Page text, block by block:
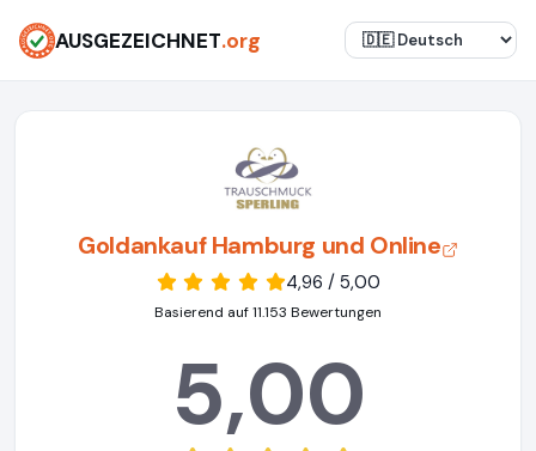
AUSGEZEICHNET.org
Goldankauf Hamburg und Online
4,96 / 5,00
Basierend auf 11.153 Bewertungen
5,00